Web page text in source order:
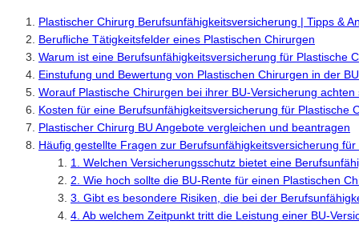
Plastischer Chirurg Berufsunfähigkeitsversicherung | Tipps &
Berufliche Tätigkeitsfelder eines Plastischen Chirurgen
Warum ist eine Berufsunfähigkeitsversicherung für Plastische
Einstufung und Bewertung von Plastischen Chirurgen in der
Worauf Plastische Chirurgen bei ihrer BU-Versicherung achten
Kosten für eine Berufsunfähigkeitsversicherung für Plastische
Plastischer Chirurg BU Angebote vergleichen und beantragen
Häufig gestellte Fragen zur Berufsunfähigkeitsversicherung
1. Welchen Versicherungsschutz bietet eine
2. Wie hoch sollte die BU-Rente für einen Plastischen
3. Gibt es besondere Risiken, die bei der
4. Ab welchem Zeitpunkt tritt die Leistung einer BU-